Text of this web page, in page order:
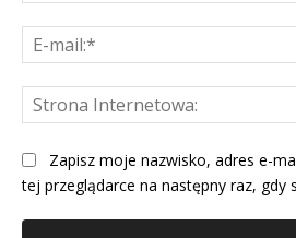
Zapisz moje nazwisko, adres e-
tej przeglądarce na następny raz, gdy